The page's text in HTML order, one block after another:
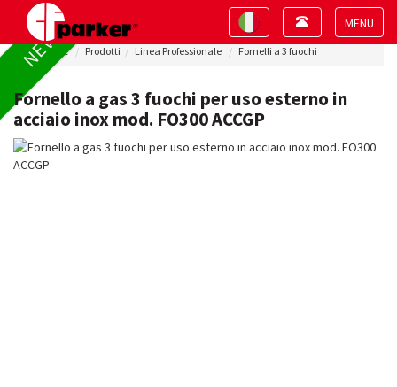
Toggle
Toggle
navigation
Toggle
navigation
Home Prodotti Linea Professionale Fornelli a 3 fuochi
NEW !
Fornello a gas 3 fuochi per uso esterno in
acciaio inox mod. FO300 ACCGP